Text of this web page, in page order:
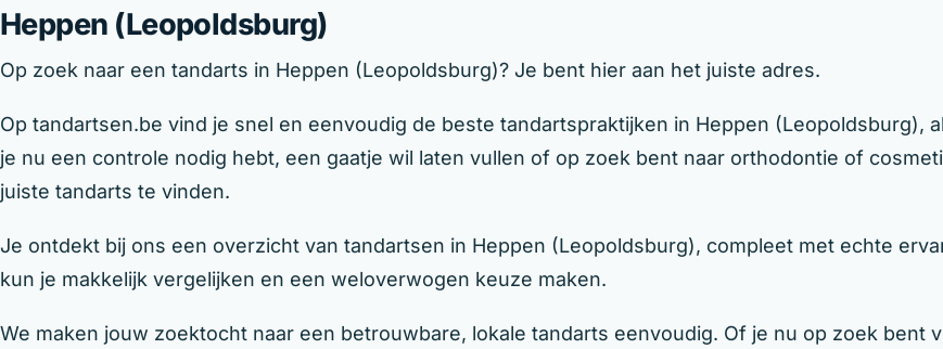
Heppen (Leopoldsburg)
Op zoek naar een tandarts in Heppen (Leopoldsburg)? Je bent hier aan het juiste adres.
Op tandartsen.be vind je snel en eenvoudig de beste tandartspraktijken in Heppen (Leopoldsburg),
je nu een controle nodig hebt, een gaatje wil laten vullen of op zoek bent naar orthodontie of
juiste tandarts te vinden.
Je ontdekt bij ons een overzicht van tandartsen in Heppen (Leopoldsburg), compleet met echte
kun je makkelijk vergelijken en een weloverwogen keuze maken.
We maken jouw zoektocht naar een betrouwbare, lokale tandarts eenvoudig. Of je nu op zoek bent